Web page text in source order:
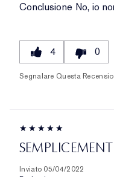
Conclusione No, io
4 0
Segnalare Questa
Inviato 05/04/2022